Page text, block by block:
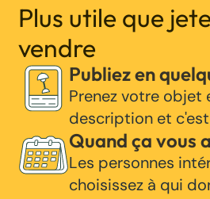
Plus utile que
vendre
Publiez en
Prenez votre objet
description et
Quand ça vous
Les personnes
choisissez à qui